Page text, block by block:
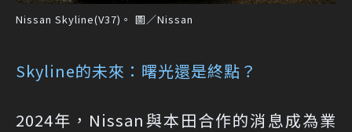
Nissan Skyline(V37)。 圖／Nissan
Skyline的未來：曙光還是終點？
2024年，Nissan與本田合作的消息成為業